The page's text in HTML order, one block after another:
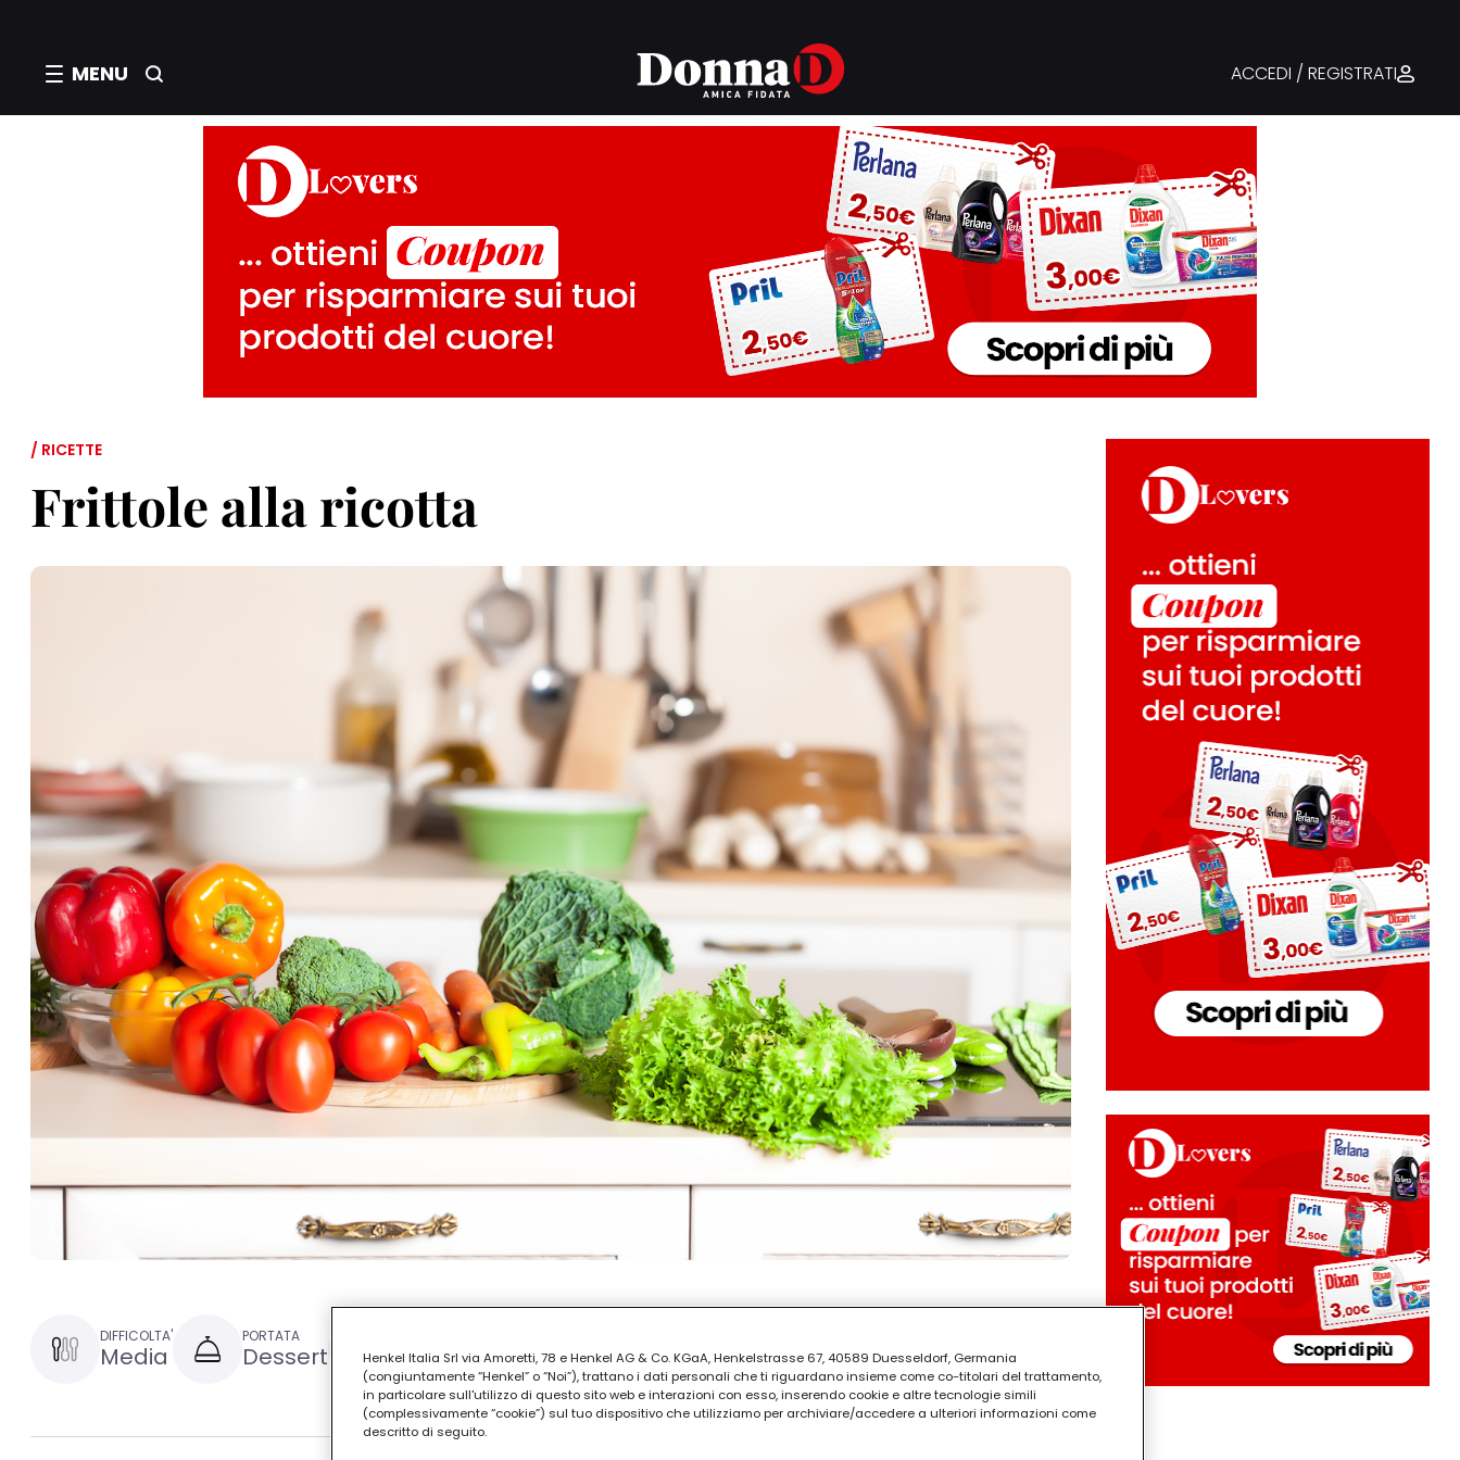
MENU ACCEDI / REGISTRATI
/ RICETTE
Frittole alla ricotta
DIFFICOLTA'
Media
PORTATA
Dessert 1 ora
Henkel Italia Srl via Amoretti, 78 e Henkel AG & Co. KGaA, Henkelstrasse 67, 40589 Duesseldorf, Germania
(congiuntamente “Henkel” o “Noi”), trattano i dati personali che ti riguardano insieme come co-titolari del trattamento,
in particolare sull'utilizzo di questo sito web e interazioni con esso, inserendo cookie e altre tecnologie simili
(complessivamente “cookie”) sul tuo dispositivo che utilizziamo per archiviare/accedere a ulteriori informazioni come
descritto di seguito.